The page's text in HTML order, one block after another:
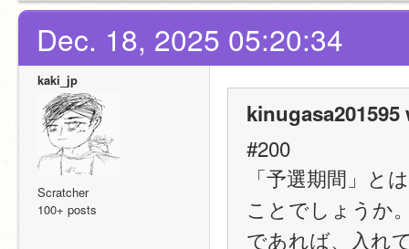
Dec. 18, 2025 05:20:34
kaki_jp
Scratcher
100+ posts
kinugasa201595
#200
「予選期間」と
ことでしょうか
であれば、入れ